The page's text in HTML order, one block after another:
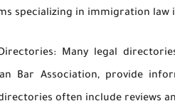
specializing in immigration law
Many legal
Bar Association, provide
directories often include reviews